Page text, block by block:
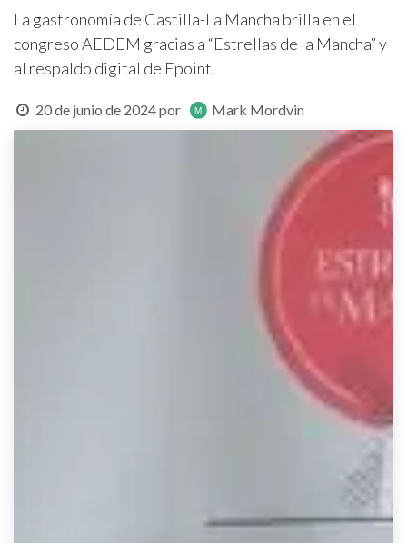
La gastronomía de Castilla-La Mancha brilla en el
congreso AEDEM gracias a “Estrellas de la Mancha” y
al respaldo digital de Epoint.
20 de junio de 2024por Mark Mordvin